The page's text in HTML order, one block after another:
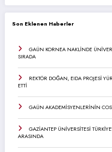
Son Eklenen Haberler
GAÜN KORNEA NAKLİNDE
SIRADA
REKTÖR DOĞAN, EIDA PROJESİ
ETTİ
GAÜN AKADEMİSYENLERİNİN
GAZİANTEP ÜNİVERSİTESİ
ARASINDA